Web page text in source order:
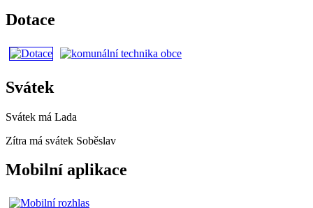
Dotace
Svátek
Svátek má Lada
Zítra má svátek Soběslav
Mobilní aplikace